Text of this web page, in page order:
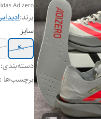
Adizero
برند:
سایز
40
دسته‌بندی:
برچسب‌ها :